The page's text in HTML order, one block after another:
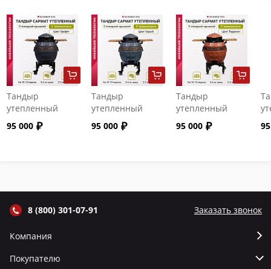
Тандыр
утепленный
"Сармат" с
откидной
95 000
Тандыр
утепленный
"Сармат" с
откидной
95 000
Тандыр
утепленный
"Сармат" с
откидной
95 000
8 (800) 301-07-91 Заказать звонок
Компания
Покупателю